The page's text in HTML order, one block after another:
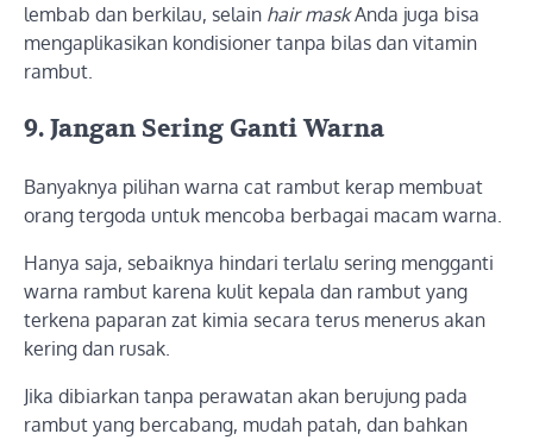
lembab dan berkilau, selain hair maskAnda juga bisa
mengaplikasikan kondisioner tanpa bilas dan vitamin
rambut.
9.Jangan Sering Ganti Warna
Banyaknya pilihan warna cat rambut kerap membuat
orang tergoda untuk mencoba berbagai macam warna.
Hanya saja, sebaiknya hindari terlalu sering mengganti
warna rambut karena kulit kepala dan rambut yang
terkena paparan zat kimia secara terus menerus akan
kering dan rusak.
Jika dibiarkan tanpa perawatan akan berujung pada
rambut yang bercabang, mudah patah, dan bahkan